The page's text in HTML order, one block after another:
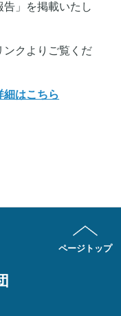
」を掲載いたし
クよりご覧くだ
細はこちら
ページトップ